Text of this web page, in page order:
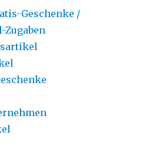
Geschenke /
Zugaben